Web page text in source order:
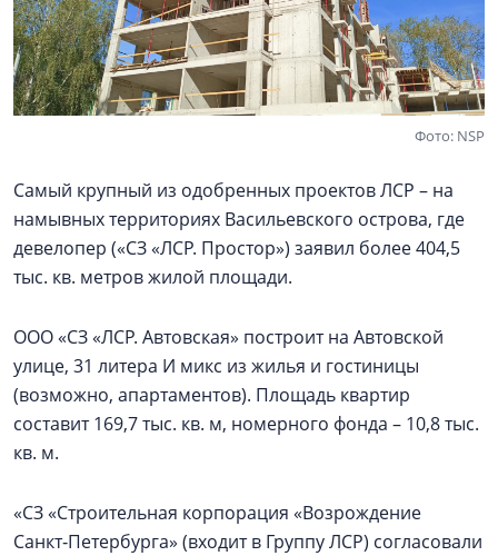
Фото: NSP
Самый крупный из одобренных проектов ЛСР – на
намывных территориях Васильевского острова, где
девелопер («СЗ «ЛСР. Простор») заявил более 404,5
тыс. кв. метров жилой площади.
ООО «СЗ «ЛСР. Автовская» построит на Автовской
улице, 31 литера И микс из жилья и гостиницы
(возможно, апартаментов). Площадь квартир
составит 169,7 тыс. кв. м, номерного фонда – 10,8 тыс.
кв. м.
«СЗ «Строительная корпорация «Возрождение
Санкт‑Петербурга» (входит в Группу ЛСР) согласовали